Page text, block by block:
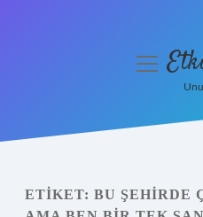
Yasal Uyarı
menüyü
ETIKET: BU ŞEHIRDE